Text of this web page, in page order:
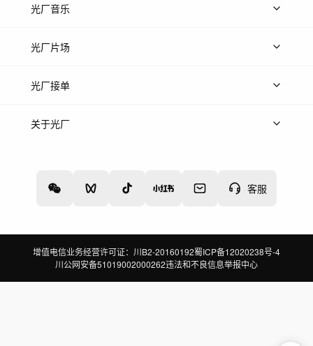
客服
上传图片
光厂音乐
热门音乐
光厂片场
上传案例
光厂接单
上架服务
关于光厂
增值电信业务经营许可证：川B2-20160192蜀ICP备12020238号-4
川公网安备51019002000262违法和不良信息举报中心